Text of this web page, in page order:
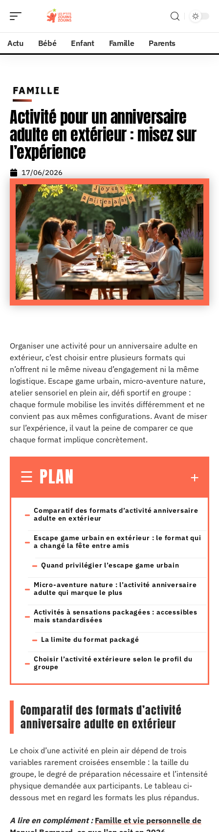
Actu Bébé Enfant Famille Parents
FAMILLE
Activité pour un anniversaire
adulte en extérieur : misez sur
l’expérience
17/06/2026
Organiser une activité pour un anniversaire adulte en
extérieur, c’est choisir entre plusieurs formats qui
n’offrent ni le même niveau d’engagement ni la même
logistique. Escape game urbain, micro-aventure nature,
atelier sensoriel en plein air, défi sportif en groupe :
chaque formule mobilise les invités différemment et ne
convient pas aux mêmes configurations. Avant de miser
sur l’expérience, il vaut la peine de comparer ce que
chaque format implique concrètement.
PLAN
Comparatif des formats d’activité anniversaire
adulte en extérieur
Escape game urbain en extérieur : le format qui
a changé la fête entre amis
Quand privilégier l’escape game urbain
Micro-aventure nature : l’activité anniversaire
adulte qui marque le plus
Activités à sensations packagées : accessibles
mais standardisées
La limite du format packagé
Choisir l’activité extérieure selon le profil du
groupe
Comparatif des formats d’activité
anniversaire adulte en extérieur
Le choix d’une activité en plein air dépend de trois
variables rarement croisées ensemble : la taille du
groupe, le degré de préparation nécessaire et l’intensité
physique demandée aux participants. Le tableau ci-
dessous met en regard les formats les plus répandus.
A lire en complément : Famille et vie personnelle de